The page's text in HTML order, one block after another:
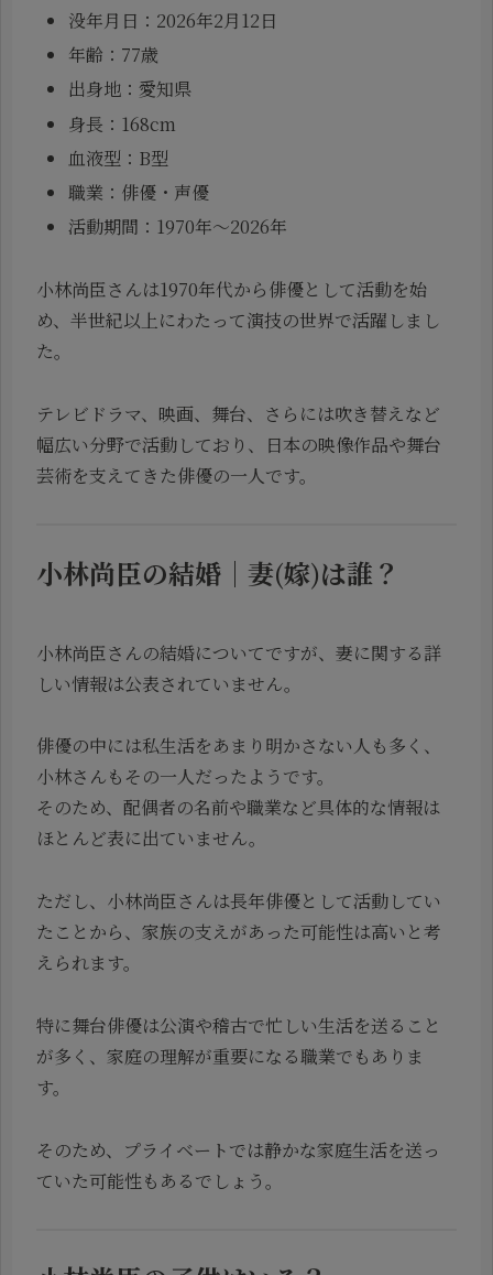
没年月日：2026年2月12日
年齢：77歳
出身地：愛知県
身長：168cm
血液型：B型
職業：俳優・声優
活動期間：1970年〜2026年
小林尚臣さんは1970年代から俳優として活動を始
め、半世紀以上にわたって演技の世界で活躍しまし
た。
テレビドラマ、映画、舞台、さらには吹き替えなど
幅広い分野で活動しており、日本の映像作品や舞台
芸術を支えてきた俳優の一人です。
小林尚臣の結婚｜妻(嫁)は誰？
小林尚臣さんの結婚についてですが、妻に関する詳
しい情報は公表されていません。
俳優の中には私生活をあまり明かさない人も多く、
小林さんもその一人だったようです。
そのため、配偶者の名前や職業など具体的な情報は
ほとんど表に出ていません。
ただし、小林尚臣さんは長年俳優として活動してい
たことから、家族の支えがあった可能性は高いと考
えられます。
特に舞台俳優は公演や稽古で忙しい生活を送ること
が多く、家庭の理解が重要になる職業でもありま
す。
そのため、プライベートでは静かな家庭生活を送っ
ていた可能性もあるでしょう。